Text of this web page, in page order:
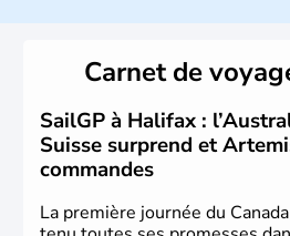
territoire de la ville de Québec,
sous le contrôle des
pays a été obtenue au cours d'un
étalé de 1867 à 1982. Le
aujourd'hui appelé Eskimos,
du XXème siècle lors d'une
Nord.
Carnet de
SailGP à Halifax :
Suisse surprend et
commandes
La première journée du